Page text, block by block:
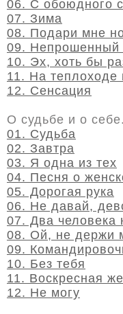
06. С обоюдного
07. Зима
08. Подари мне
09. Непрошенный
10. Эх, хоть бы
11. На теплоходе
12. Сенсация
О судьбе и о
01. Судьба
02. Завтра
03. Я одна из тех
04. Песня о
05. Дорогая рука
06. Не давай,
07. Два человека
08. Ой, не держи
09.
10. Без тебя
11. Воскресная
12. Не могу